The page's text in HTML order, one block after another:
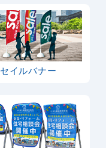
セイルバナー